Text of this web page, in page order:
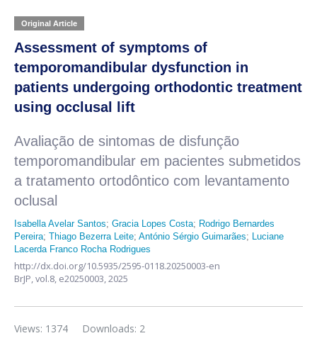
Original Article
Assessment of symptoms of
temporomandibular dysfunction in
patients undergoing orthodontic treatment
using occlusal lift
Avaliação de sintomas de disfunção
temporomandibular em pacientes submetidos
a tratamento ortodôntico com levantamento
oclusal
Isabella Avelar Santos; Gracia Lopes Costa; Rodrigo Bernardes
Pereira; Thiago Bezerra Leite; António Sérgio Guimarães; Luciane
Lacerda Franco Rocha Rodrigues
http://dx.doi.org/10.5935/2595-0118.20250003-en
BrJP,vol.8, e20250003, 2025
Downloads: 2
Views: 1374